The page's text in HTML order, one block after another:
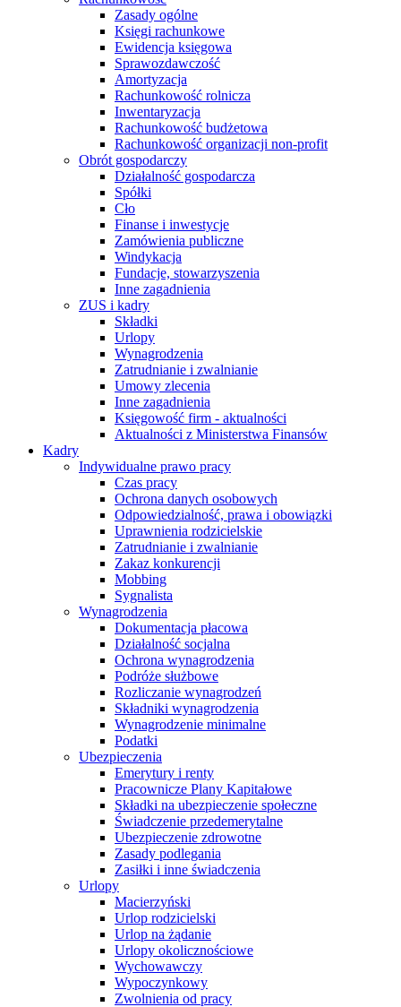
Zasady ogólne
Księgi rachunkowe
Ewidencja księgowa
Sprawozdawczość
Amortyzacja
Rachunkowość rolnicza
Inwentaryzacja
Rachunkowość budżetowa
Rachunkowość organizacji non-profit
Obrót gospodarczy
Działalność gospodarcza
Spółki
Cło
Finanse i inwestycje
Zamówienia publiczne
Windykacja
Fundacje, stowarzyszenia
Inne zagadnienia
ZUS i kadry
Składki
Urlopy
Wynagrodzenia
Zatrudnianie i zwalnianie
Umowy zlecenia
Inne zagadnienia
Księgowość firm - aktualności
Aktualności z Ministerstwa Finansów
Kadry
Indywidualne prawo pracy
Czas pracy
Ochrona danych osobowych
Odpowiedzialność, prawa i obowiązki
Uprawnienia rodzicielskie
Zatrudnianie i zwalnianie
Zakaz konkurencji
Mobbing
Sygnalista
Wynagrodzenia
Dokumentacja płacowa
Działalność socjalna
Ochrona wynagrodzenia
Podróże służbowe
Rozliczanie wynagrodzeń
Składniki wynagrodzenia
Wynagrodzenie minimalne
Podatki
Ubezpieczenia
Emerytury i renty
Pracownicze Plany Kapitałowe
Składki na ubezpieczenie społeczne
Świadczenie przedemerytalne
Ubezpieczenie zdrowotne
Zasady podlegania
Zasiłki i inne świadczenia
Urlopy
Macierzyński
Urlop rodzicielski
Urlop na żądanie
Urlopy okolicznościowe
Wychowawczy
Wypoczynkowy
Zwolnienia od pracy